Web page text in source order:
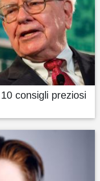
consigli preziosi